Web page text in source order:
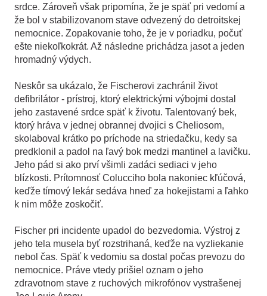
srdce. Zároveň však pripomína, že je späť pri vedomí a
že bol v stabilizovanom stave odvezený do detroitskej
nemocnice. Zopakovanie toho, že je v poriadku, počuť
ešte niekoľkokrát. Až následne prichádza jasot a jeden
hromadný výdych.
Neskôr sa ukázalo, že Fischerovi zachránil život
defibrilátor - prístroj, ktorý elektrickými výbojmi dostal
jeho zastavené srdce späť k životu. Talentovaný bek,
ktorý hráva v jednej obrannej dvojici s Cheliosom,
skolaboval krátko po príchode na striedačku, kedy sa
predklonil a padol na ľavý bok medzi mantinel a lavičku.
Jeho pád si ako prví všimli zadáci sediaci v jeho
blízkosti. Prítomnosť Colucciho bola nakoniec kľúčová,
keďže tímový lekár sedáva hneď za hokejistami a ľahko
k nim môže zoskočiť.
Fischer pri incidente upadol do bezvedomia. Výstroj z
jeho tela musela byť rozstrihaná, keďže na vyzliekanie
nebol čas. Späť k vedomiu sa dostal počas prevozu do
nemocnice. Práve vtedy prišiel oznam o jeho
zdravotnom stave z ruchových mikrofónov vystrašenej